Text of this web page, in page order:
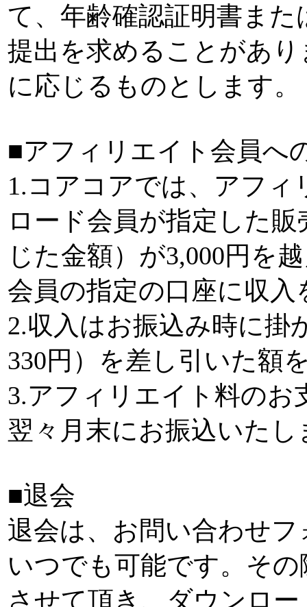
て、年齢確認証明書ま
提出を求めることがあ
に応じるものとします。
■アフィリエイト会員へ
1.コアコアでは、アフ
ロード会員が指定した
じた金額）が3,000円を
会員の指定の口座に収
2.収入はお振込み時に掛
330円）を差し引いた額
3.アフィリエイト料のお
翌々月末にお振込いたし
■退会
退会は、お問い合わせ
いつでも可能です。そ
させて頂き、ダウンロ